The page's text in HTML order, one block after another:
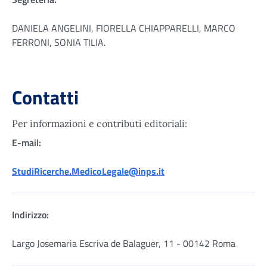
DANIELA ANGELINI, FIORELLA CHIAPPARELLI, MARCO
FERRONI, SONIA TILIA.
Contatti
Per informazioni e contributi editoriali:
E-mail:
StudiRicerche.MedicoLegale@inps.it
Indirizzo:
Largo Josemaria Escriva de Balaguer, 11 - 00142 Roma